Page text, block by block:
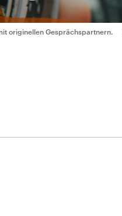
originellen Gesprächspartnern.